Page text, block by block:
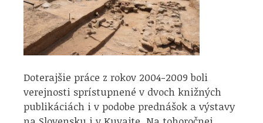
Doterajšie práce z rokov 2004-2009 boli
verejnosti sprístupnené v dvoch knižných
publikáciách i v podobe prednášok a výstavy